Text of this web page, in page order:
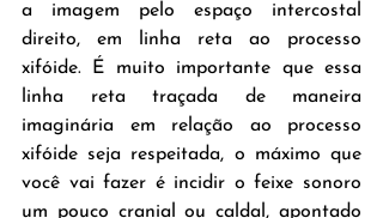
a imagem pelo espaço intercostal
direito, em linha reta ao processo
xifóide. É muito importante que essa
linha reta traçada de maneira
imaginária em relação ao processo
xifóide seja respeitada, o máximo que
você vai fazer é incidir o feixe sonoro
um pouco cranial ou caldal, apontado